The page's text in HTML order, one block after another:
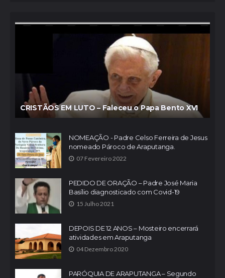
CRISTÃOS EM LUTO – Faleceu o Papa Bento XVI
NOMEAÇÃO - Padre Celso Ferreira de Jesus
nomeado Pároco de Araputanga.
07 Fevereiro 2022
PEDIDO DE ORAÇÃO – Padre José Maria
Basílio diagnosticado com Covid-19
15 Julho 2021
DEPOIS DE 12 ANOS – Mosteiro encerrará
atividades em Araputanga
04 Dezembro 2020
PARÓQUIA DE ARAPUTANGA – Segundo